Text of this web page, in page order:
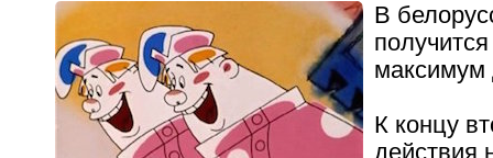
В
максимум
К концу
действия